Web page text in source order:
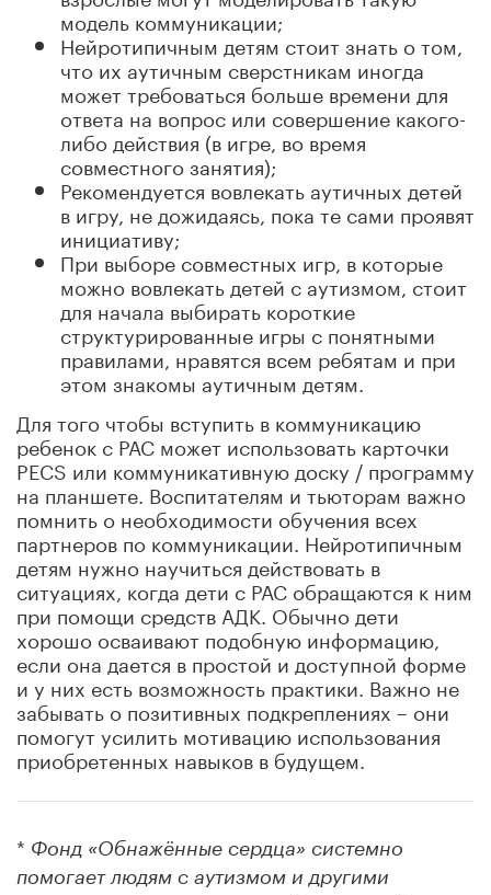
модель коммуникации;
Нейротипичным детям стоит знать о том,
что их аутичным сверстникам иногда
может требоваться больше времени для
ответа на вопрос или совершение какого-
либо действия (в игре, во время
совместного занятия);
Рекомендуется вовлекать аутичных детей
в игру, не дожидаясь, пока те сами проявят
инициативу;
При выборе совместных игр, в которые
можно вовлекать детей с аутизмом, стоит
для начала выбирать короткие
структурированные игры с понятными
правилами, нравятся всем ребятам и при
этом знакомы аутичным детям.
Для того чтобы вступить в коммуникацию
ребенок с РАС может использовать карточки
PECS или коммуникативную доску / программу
на планшете. Воспитателям и тьюторам важно
помнить о необходимости обучения всех
партнеров по коммуникации. Нейротипичным
детям нужно научиться действовать в
ситуациях, когда дети с РАС обращаются к ним
при помощи средств АДК. Обычно дети
хорошо осваивают подобную информацию,
если она дается в простой и доступной форме
и у них есть возможность практики. Важно не
забывать о позитивных подкреплениях – они
помогут усилить мотивацию использования
приобретенных навыков в будущем.
* Фонд «Обнажённые сердца» системно
помогает людям с аутизмом и другими